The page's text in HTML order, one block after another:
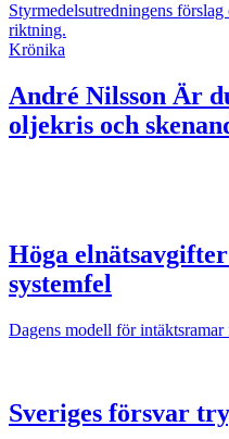
Styrmedelsutredningens
riktning.
Krönika
André Nilsson Är
oljekris och
Höga
systemfel
Dagens modell för
Sveriges försvar